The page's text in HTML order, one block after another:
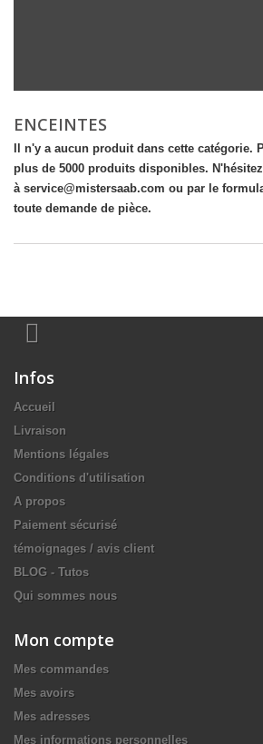
ENCEINTES
Il n'y a aucun produit dans cette catégorie.
plus de 5000 produits disponibles.
à service@mistersaab.com ou par le
toute demande de pièce.
Infos
Accueil
Livraison
Mentions légales
Conditions d'utilisation
A propos
Paiement sécurisé
témoignages / avis client
BLOG - Tutos
Qui sommes nous
Mon compte
Mes commandes
Mes avoirs
Mes adresses
Mes informations personnelles